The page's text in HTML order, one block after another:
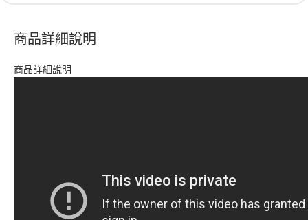
商品詳細說明
商品詳細說明